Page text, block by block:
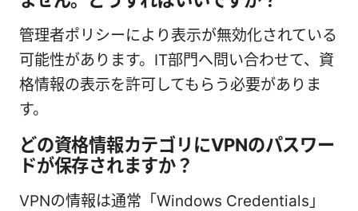
管理者ポリシーにより表示が無効化されている
可能性があります。IT部門へ問い合わせて、資
格情報の表示を許可してもらう必要がありま
す。
どの資格情報カテゴリにVPNのパスワー
ドが保存されますか？
VPNの情報は通常「Windows Credentials」